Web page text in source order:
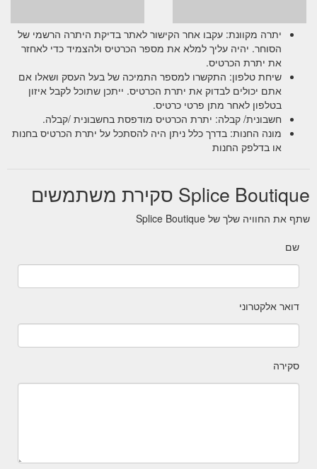
יתרה מקוונת: עקבו אחר הקישור לאתר בדיקת היתרה הרשמי של
הסוחר. יהיה עליך למלא את מספר הכרטיס ולהצמיד כדי לאחזר
את יתרת הכרטיס.
שיחת טלפון: התקשרו למספר התמיכה של בעל העסק ושאלו אם
אתם יכולים לבדוק את יתרת הכרטיס. ייתכן שתוכל לקבל איזון
בטלפון לאחר מתן פרטי כרטיס.
חשבונית/ קבלה: יתרת הכרטיס מודפסת בחשבונית /קבלה.
מונה החנות: בדרך כלל ניתן היה להסתכל על יתרת הכרטיס בחנות
או בדלפק החנות
Splice Boutique סקירת משתמשים
שתף את החוויה שלך של Splice Boutique
שם
דואר אלקטרוני
סקירה